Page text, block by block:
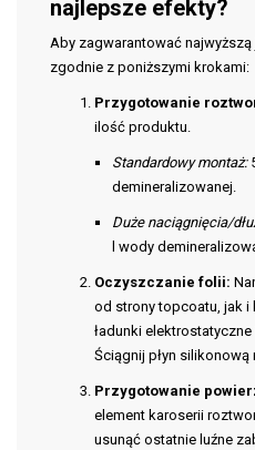
najlepsze efekty?
Aby zagwarantować
zgodnie z poniższymi krokami:
Przygotowanie
ilość produktu.
Standardowy montaż:
demineralizowanej.
Duże naciągnięcia/
l wody
Oczyszczanie folii:
od strony topcoatu, jak i
ładunki
Ściągnij płyn silikonową
Przygotowanie
element karoserii
usunąć ostatnie luźne